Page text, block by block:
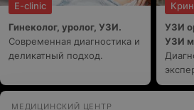
E-clinic
Гинеколог, уролог, УЗИ.
Современная диагностика и
деликатный подход.
УЗИ
УЗИ
МЕДИЦИНСКИЙ ЦЕНТР